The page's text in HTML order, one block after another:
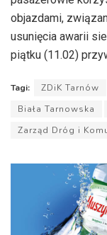
objazdami,
usunięcia awarii
piątku (11.02)
Tagi: ZDiK Tarnów
Biała Tarnowska
Zarząd Dróg i